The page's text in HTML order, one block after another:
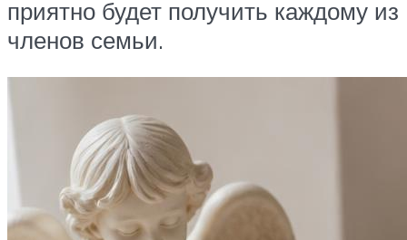
приятно будет получить каждому из
членов семьи.